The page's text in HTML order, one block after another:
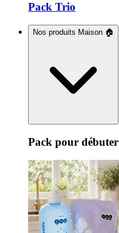
Pack Trio
Nos produits Maison 🏠
Pack pour débuter